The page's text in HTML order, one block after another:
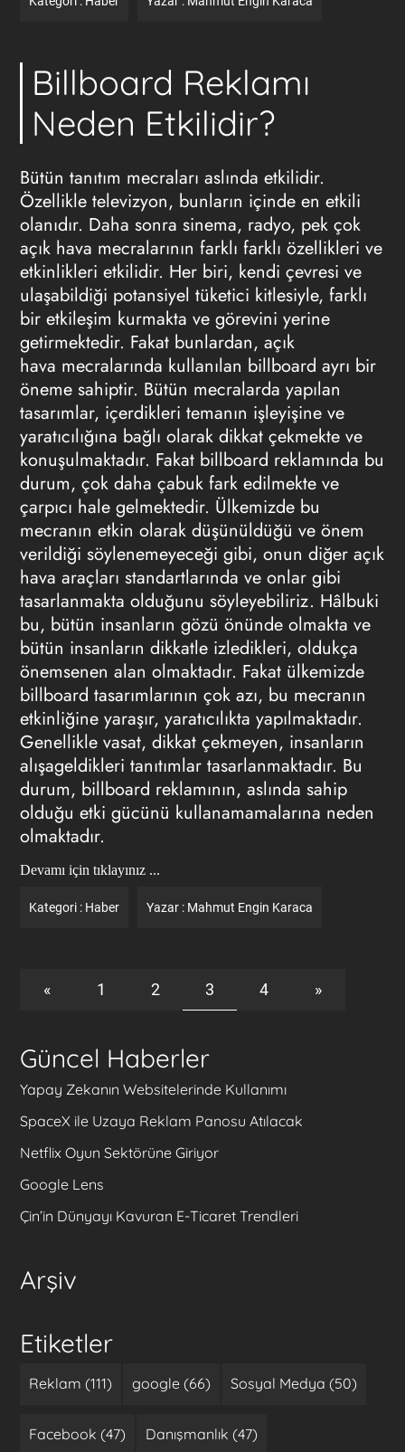
Billboard Reklamı
Neden Etkilidir?
Bütün tanıtım mecraları aslında etkilidir.
Özellikle televizyon, bunların içinde en etkili
olanıdır. Daha sonra sinema, radyo, pek çok
açık hava mecralarının farklı farklı özellikleri ve
etkinlikleri etkilidir. Her biri, kendi çevresi ve
ulaşabildiği potansiyel tüketici kitlesiyle, farklı
bir etkileşim kurmakta ve görevini yerine
getirmektedir. Fakat bunlardan, açık
hava mecralarında kullanılan billboard ayrı bir
öneme sahiptir. Bütün mecralarda yapılan
tasarımlar, içerdikleri temanın işleyişine ve
yaratıcılığına bağlı olarak dikkat çekmekte ve
konuşulmaktadır. Fakat billboard reklamında bu
durum, çok daha çabuk fark edilmekte ve
çarpıcı hale gelmektedir. Ülkemizde bu
mecranın etkin olarak düşünüldüğü ve önem
verildiği söylenemeyeceği gibi, onun diğer açık
hava araçları standartlarında ve onlar gibi
tasarlanmakta olduğunu söyleyebiliriz. Hâlbuki
bu, bütün insanların gözü önünde olmakta ve
bütün insanların dikkatle izledikleri, oldukça
önemsenen alan olmaktadır. Fakat ülkemizde
billboard tasarımlarının çok azı, bu mecranın
etkinliğine yaraşır, yaratıcılıkta yapılmaktadır.
Genellikle vasat, dikkat çekmeyen, insanların
alışageldikleri tanıtımlar tasarlanmaktadır. Bu
durum, billboard reklamının, aslında sahip
olduğu etki gücünü kullanamamalarına neden
olmaktadır.
Devamı için tıklayınız ...
Kategori : Haber Yazar : Mahmut Engin Karaca
« 1 2 3 4 »
Güncel Haberler
Yapay Zekanın Websitelerinde Kullanımı
SpaceX ile Uzaya Reklam Panosu Atılacak
Netflix Oyun Sektörüne Giriyor
Google Lens
Çin’in Dünyayı Kavuran E-Ticaret Trendleri
Arşiv
Etiketler
Reklam (111) google (66) Sosyal Medya (50)
Facebook (47) Danışmanlık (47)